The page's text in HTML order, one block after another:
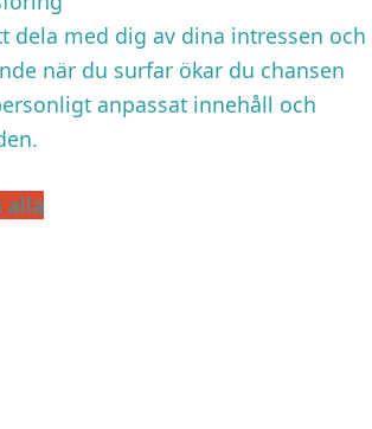
dela med dig av dina intressen och
när du surfar ökar du chansen
anpassat innehåll och
alla